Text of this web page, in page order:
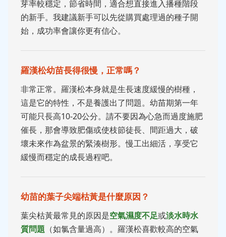
芽率較穩定，節省時間，適合想直接進入播種階段
的新手。我建議新手可以先從購買處理過的種子開
始，成功率會讓你更有信心。
羅漢松幼苗長得很慢，正常嗎？
非常正常。羅漢松本身就是生長速度緩慢的樹種，
這是它的特性，不是養護出了問題。幼苗期第一年
可能只長高10-20公分。請不要因為心急而過度施肥
催長，那會導致肥傷或使枝節徒長、間距過大，破
壞未來作為盆景的緊湊樹形。慢工出細活，享受它
緩慢而穩定的成長過程吧。
幼苗的葉子尖端枯黃是什麼原因？
葉尖枯黃最常見的原因是空氣濕度不足或淡水時水
質問題 （如氯含量過高）。羅漢松喜歡較高的空氣